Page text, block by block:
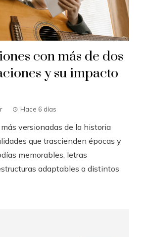
con más de dos
y su impacto
Hace 6 días
versionadas de la historia
que trascienden épocas y
memorables, letras
adaptables a distintos